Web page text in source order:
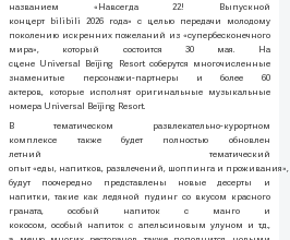
названием «Навсегда 22! Выпускной
концерт bilibili 2026 года» с целью передачи молодому
поколению искренних пожеланий из «супербесконечного
мира», который состоится 30 мая. На
сцене Universal Beijing Resort соберутся многочисленные
знаменитые персонажи-партнеры и более 60
актеров, которые исполнят оригинальные музыкальные
номера Universal Beijing Resort.
В тематическом развлекательно-курортном
комплексе также будет полностью обновлен
летний тематический
опыт «еды, напитков, развлечений, шоппинга и проживания»,
будут поочередно представлены новые десерты и
напитки, такие как ледяной пудинг со вкусом красного
граната, особый напиток с манго и
кокосом, особый напиток с апельсиновым улуном и т.д.,